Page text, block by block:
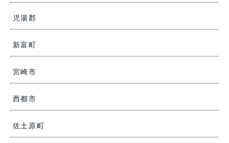
児湯郡
新富町
宮崎市
西都市
佐土原町